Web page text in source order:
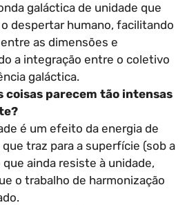
galáctica de unidade que
despertar humano, facilitando
as dimensões e
a integração entre o coletivo
galáctica.
coisas parecem tão intensas
é um efeito da energia de
que traz para a superfície (sob a
ainda resiste à unidade,
o trabalho de harmonização